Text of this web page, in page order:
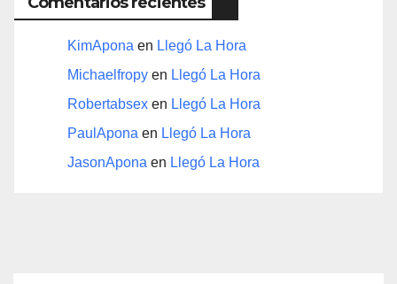
KimApona en Llegó La Hora
Michaelfropy en Llegó La Hora
Robertabsex en Llegó La Hora
PaulApona en Llegó La Hora
JasonApona en Llegó La Hora